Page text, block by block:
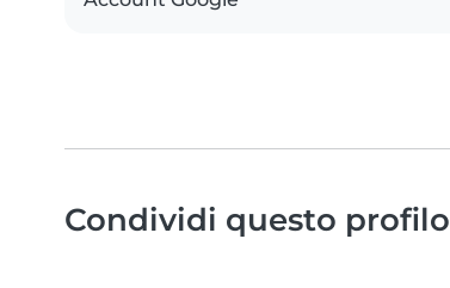
Condividi questo profilo